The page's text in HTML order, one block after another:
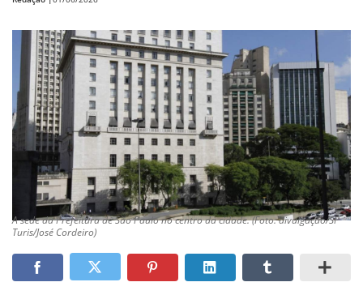
A sede da Prefeitura de São Paulo no centro da cidade. (Foto: divulgação/SP
Turis/José Cordeiro)